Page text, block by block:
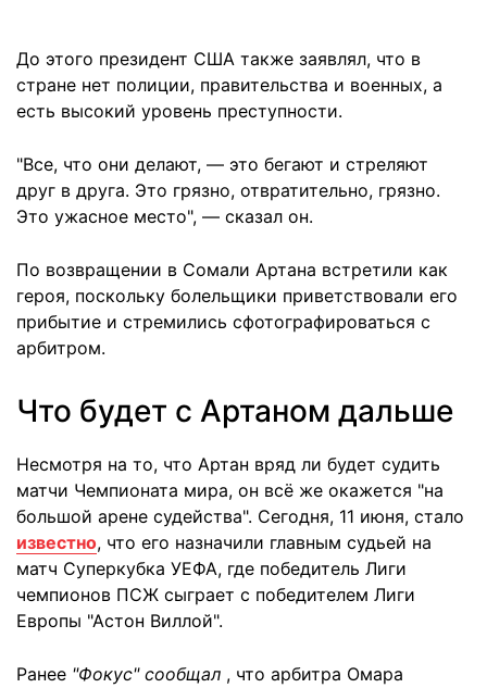
До этого президент США также заявлял, что в
стране нет полиции, правительства и военных, а
есть высокий уровень преступности.
"Все, что они делают, — это бегают и стреляют
друг в друга. Это грязно, отвратительно, грязно.
Это ужасное место", — сказал он.
По возвращении в Сомали Артана встретили как
героя, поскольку болельщики приветствовали его
прибытие и стремились сфотографироваться с
арбитром.
Что будет с Артаном дальше
Несмотря на то, что Артан вряд ли будет судить
матчи Чемпионата мира, он всё же окажется "на
большой арене судейства". Сегодня, 11 июня, стало
известно, что его назначили главным судьей на
матч Суперкубка УЕФА, где победитель Лиги
чемпионов ПСЖ сыграет с победителем Лиги
Европы "Астон Виллой".
Ранее "Фокус" сообщал , что арбитра Омара